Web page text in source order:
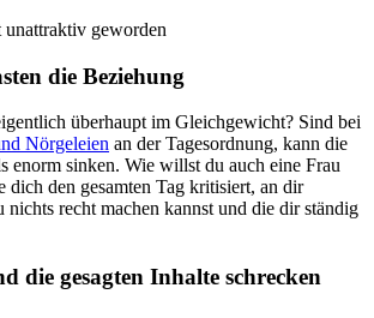
die Beziehung
überhaupt im Gleichgewicht? Sind bei
Nörgeleien an der Tagesordnung, kann die
enorm sinken. Wie willst du auch eine Frau
dich den gesamten Tag kritisiert, an dir
nichts recht machen kannst und die dir ständig
die gesagten Inhalte schrecken